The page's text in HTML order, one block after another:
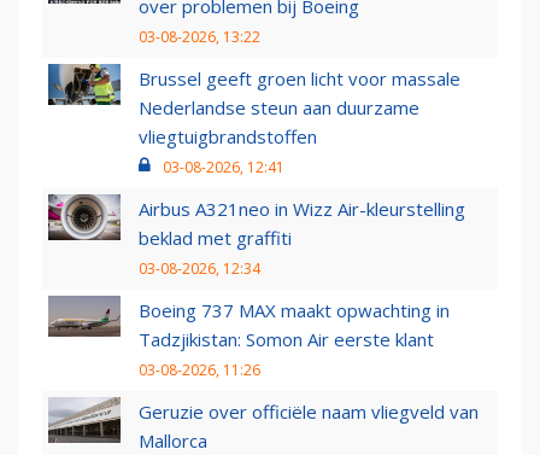
over problemen bij Boeing
03-08-2026, 13:22
Brussel geeft groen licht voor massale
Nederlandse steun aan duurzame
vliegtuigbrandstoffen
03-08-2026, 12:41
Airbus A321neo in Wizz Air-kleurstelling
beklad met graffiti
03-08-2026, 12:34
Boeing 737 MAX maakt opwachting in
Tadzjikistan: Somon Air eerste klant
03-08-2026, 11:26
Geruzie over officiële naam vliegveld van
Mallorca